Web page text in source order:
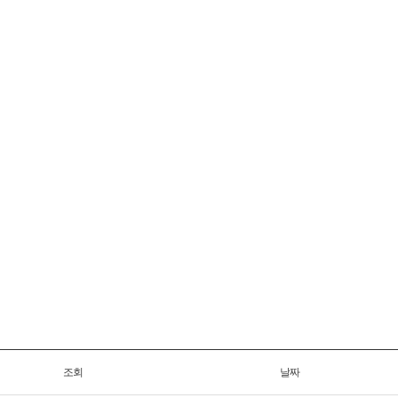
조회 날짜